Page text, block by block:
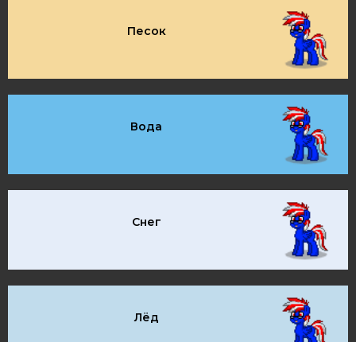
Песок
Вода
Снег
Лёд